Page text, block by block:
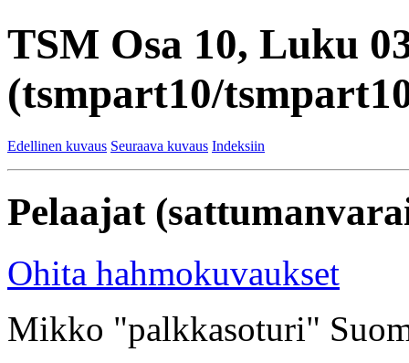
TSM Osa 10, Luku
(tsmpart10/
Edellinen kuvaus Seuraava kuvaus Indeksiin
Pelaajat
Ohita hahmokuvaukset
Mikko "palkkasoturi"